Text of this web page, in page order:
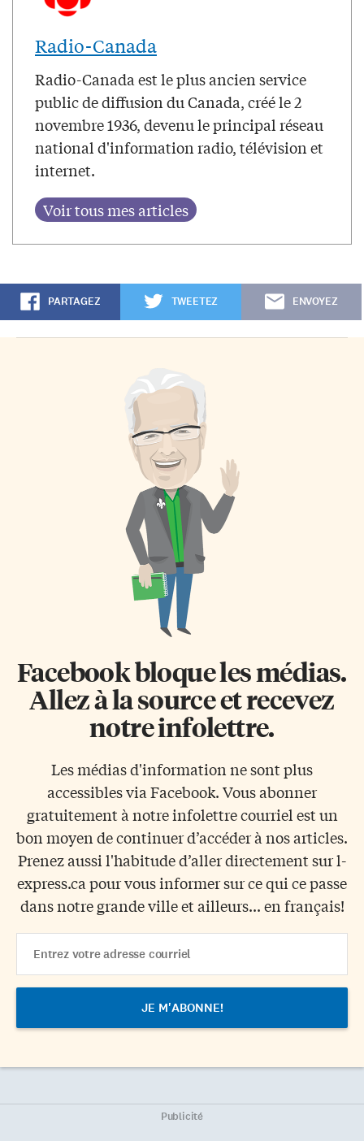
Radio-Canada
Radio-Canada est le plus ancien service
public de diffusion du Canada, créé le 2
novembre 1936, devenu le principal réseau
national d'information radio, télévision et
internet.
PARTAGEZ TWEETEZ ENVOYEZ
Facebook bloque les médias.
Allez à la source et recevez
notre infolettre.
Les médias d'information ne sont plus
accessibles via Facebook. Vous abonner
gratuitement à notre infolettre courriel est un
bon moyen de continuer d’accéder à nos articles.
Prenez aussi l'habitude d’aller directement sur l-
express.ca pour vous informer sur ce qui ce passe
dans notre grande ville et ailleurs... en français!
Address
Publicité